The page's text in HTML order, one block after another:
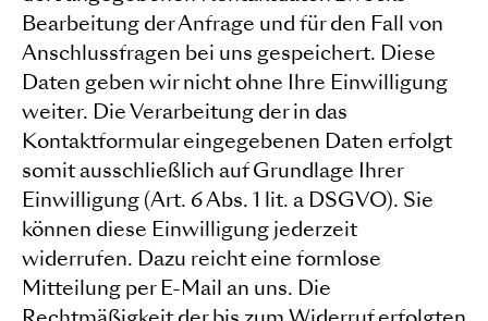
Bearbeitung der Anfrage und für den Fall von
Anschlussfragen bei uns gespeichert. Diese
Daten geben wir nicht ohne Ihre Einwilligung
weiter. Die Verarbeitung der in das
Kontaktformular eingegebenen Daten erfolgt
somit ausschließlich auf Grundlage Ihrer
Einwilligung (Art. 6 Abs. 1 lit. a DSGVO). Sie
können diese Einwilligung jederzeit
widerrufen. Dazu reicht eine formlose
Mitteilung per E-Mail an uns. Die